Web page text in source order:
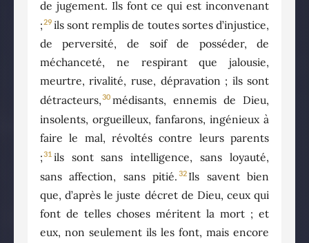
de jugement. Ils font ce qui est inconvenant
;29 ils sont remplis de toutes sortes d’injustice,
de perversité, de soif de posséder, de
méchanceté, ne respirant que jalousie,
meurtre, rivalité, ruse, dépravation ; ils sont
détracteurs,30 médisants, ennemis de Dieu,
insolents, orgueilleux, fanfarons, ingénieux à
faire le mal, révoltés contre leurs parents
; 31 ils sont sans intelligence, sans loyauté,
sans affection, sans pitié. 32 Ils savent bien
que, d’après le juste décret de Dieu, ceux qui
font de telles choses méritent la mort ; et
eux, non seulement ils les font, mais encore